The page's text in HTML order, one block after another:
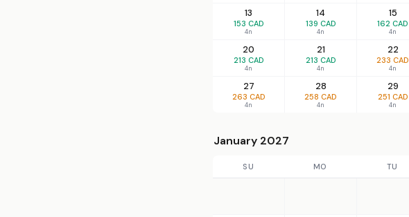
13
153 CAD
4n
14
139 CAD
4n
15
162 CAD
4n
20
213 CAD
4n
21
213 CAD
4n
22
233 CAD
4n
27
263 CAD
4n
28
258 CAD
4n
29
251 CAD
4n
January 2027
SU MO TU